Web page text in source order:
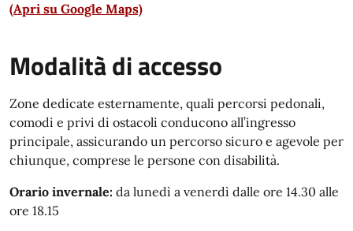
(Apri su Google Maps)
Modalità di accesso
Zone dedicate esternamente, quali percorsi pedonali,
comodi e privi di ostacoli conducono all’ingresso
principale, assicurando un percorso sicuro e agevole per
chiunque, comprese le persone con disabilità.
Orario invernale: da lunedì a venerdì dalle ore 14.30 alle
ore 18.15